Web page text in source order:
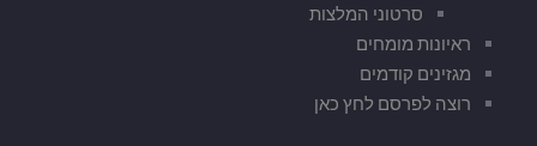
סרטוני המלצות
ראיונות מומחים
מגזינים קודמים
רוצה לפרסם לחץ כאן